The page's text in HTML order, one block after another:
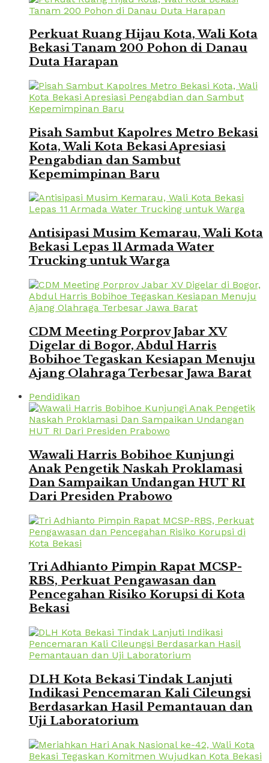
Perkuat Ruang Hijau Kota, Wali Kota
Bekasi Tanam 200 Pohon di Danau
Duta Harapan
Pisah Sambut Kapolres Metro Bekasi
Kota, Wali Kota Bekasi Apresiasi
Pengabdian dan Sambut
Kepemimpinan Baru
Antisipasi Musim Kemarau, Wali Kota
Bekasi Lepas 11 Armada Water
Trucking untuk Warga
CDM Meeting Porprov Jabar XV
Digelar di Bogor, Abdul Harris
Bobihoe Tegaskan Kesiapan Menuju
Ajang Olahraga Terbesar Jawa Barat
Pendidikan
Wawali Harris Bobihoe Kunjungi
Anak Pengetik Naskah Proklamasi
Dan Sampaikan Undangan HUT RI
Dari Presiden Prabowo
Tri Adhianto Pimpin Rapat MCSP-
RBS, Perkuat Pengawasan dan
Pencegahan Risiko Korupsi di Kota
Bekasi
DLH Kota Bekasi Tindak Lanjuti
Indikasi Pencemaran Kali Cileungsi
Berdasarkan Hasil Pemantauan dan
Uji Laboratorium